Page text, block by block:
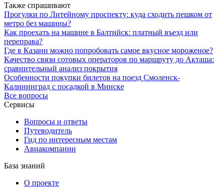
Также спрашивают
Прогулки по Литейному проспекту: куда сходить пешком от
метро без машины?
Как проехать на машине в Балтийск: платный въезд или
переправа?
Где в Казани можно попробовать самое вкусное мороженое?
Качество связи сотовых операторов по маршруту до Акташа:
сравнительный анализ покрытия
Особенности покупки билетов на поезд Смоленск-
Калининград с посадкой в Минске
Все вопросы
Сервисы
Вопросы и ответы
Путеводитель
Гид по интересным местам
Авиакомпании
База знаний
О проекте